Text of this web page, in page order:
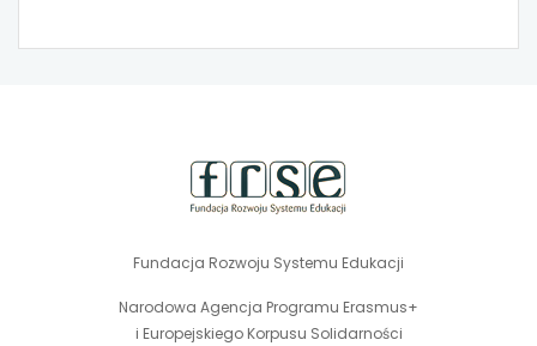
Fundacja Rozwoju Systemu Edukacji
Narodowa Agencja Programu Erasmus+
i Europejskiego Korpusu Solidarności